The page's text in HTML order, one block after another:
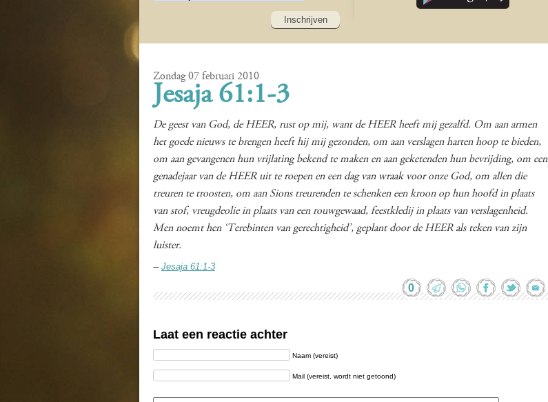
Inschrijven
Zondag 07 februari 2010
Jesaja 61:1-3
De geest van God, de HEER, rust op mij, want de HEER heeft mij gezalfd. Om aan armen
het goede nieuws te brengen heeft hij mij gezonden, om aan verslagen harten hoop te bieden,
om aan gevangenen hun vrijlating bekend te maken en aan geketenden hun bevrijding, om een
genadejaar van de HEER uit te roepen en een dag van wraak voor onze God, om allen die
treuren te troosten, om aan Sions treurenden te schenken een kroon op hun hoofd in plaats
van stof, vreugdeolie in plaats van een rouwgewaad, feestkledij in plaats van verslagenheid.
Men noemt hen ‘Terebinten van gerechtigheid’, geplant door de HEER als teken van zijn
luister.
-- Jesaja 61:1-3
0
Laat een reactie achter
Naam (vereist)
Mail (vereist, wordt niet getoond)